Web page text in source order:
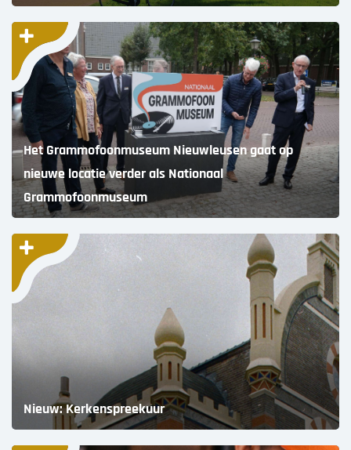
Het Grammofoonmuseum Nieuwleusen gaat op
nieuwe locatie verder als Nationaal
Grammofoonmuseum
Nieuw: Kerkenspreekuur